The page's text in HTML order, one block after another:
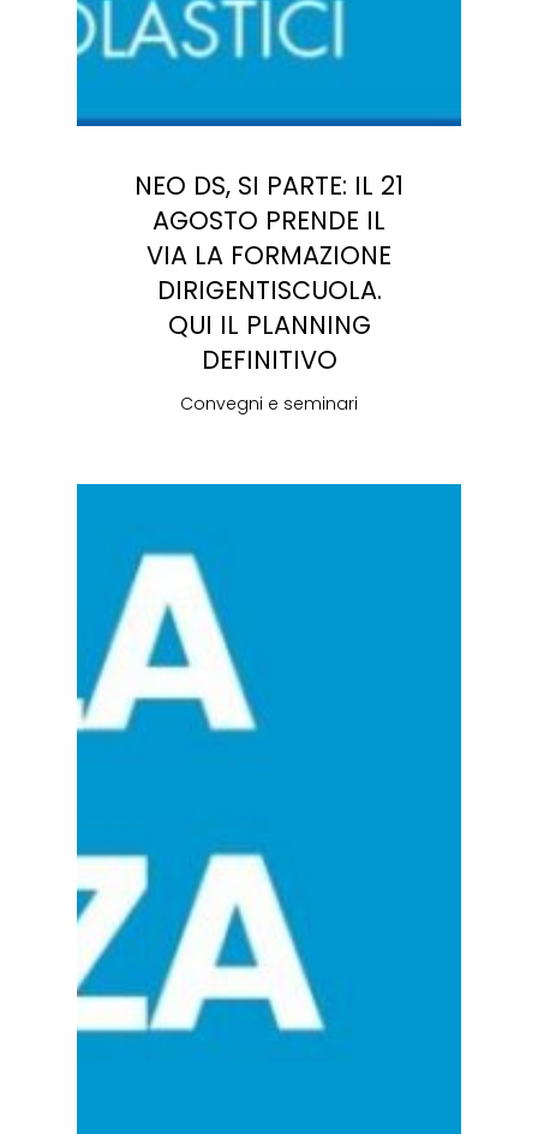
Convegni e seminari
NEO DS, SI PARTE: IL 21
AGOSTO PRENDE IL
VIA LA FORMAZIONE
DIRIGENTISCUOLA.
QUI IL PLANNING
DEFINITIVO